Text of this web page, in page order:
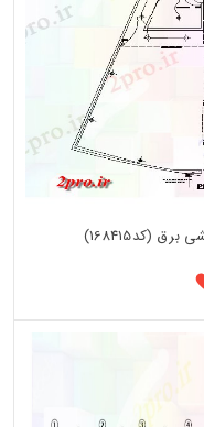
(کد168415)